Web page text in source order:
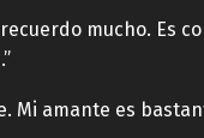
mucho. Es
Mi amante es